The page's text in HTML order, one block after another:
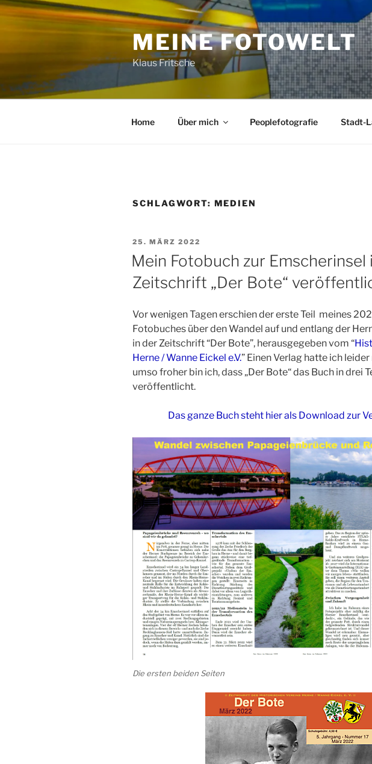
Zum
Inhalt
MEINE FOTOWELT
Klaus Fritsche
Home Über mich Peoplefotografie Stadt-
SCHLAGWORT: MEDIEN
VERÖFFENTLICHT
AM
25. MÄRZ 2022
Mein Fotobuch zur Emscherinsel
Zeitschrift „Der Bote“
Vor wenigen Tagen erschien der erste Teil meines
Fotobuches über den Wandel auf und entlang der
in der Zeitschrift “Der Bote”, herausgegeben vom “
Herne / Wanne Eickel e.V.” Einen Verlag hatte ich
umso froher bin ich, dass „Der Bote“ das Buch in drei
veröffentlicht.
Das ganze Buch steht hier als Download zur
Die ersten beiden Seiten